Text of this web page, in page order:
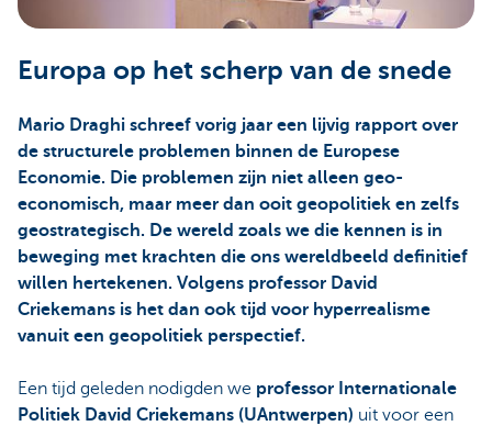
Corporate
Europa op het scherp van de snede
Mario Draghi schreef vorig jaar een lijvig rapport over
de structurele problemen binnen de Europese
Economie. Die problemen zijn niet alleen geo-
economisch, maar meer dan ooit geopolitiek en zelfs
geostrategisch. De wereld zoals we die kennen is in
beweging met krachten die ons wereldbeeld definitief
willen hertekenen. Volgens professor David
Criekemans is het dan ook tijd voor hyperrealisme
vanuit een geopolitiek perspectief.
Een tijd geleden nodigden we professor Internationale
Politiek David Criekemans (UAntwerpen) uit voor een